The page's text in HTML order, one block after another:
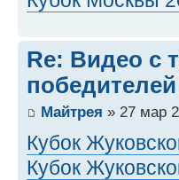
Re: Видео с
Майтрея » 27 мар
Кубок
Кубок